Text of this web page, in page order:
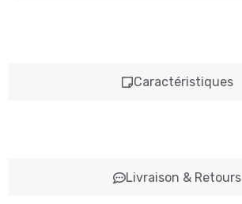
Caractéristiques
Livraison & Retours